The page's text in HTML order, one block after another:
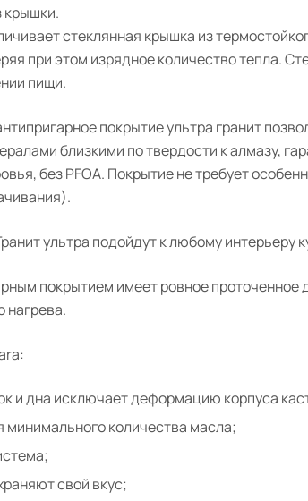
крышки.
стеклянная крышка из
при этом изрядное количество тепла.
пищи.
покрытие ультра гранит
близкими по твердости к алмазу,
без PFOA. Покрытие не требует
ультра подойдут к любому интерьеру
покрытием имеет ровное
нагрева.
и дна исключает деформацию корпуса
количества масла;
свой вкус;